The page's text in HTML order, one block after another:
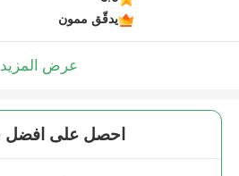
يدقّق ممون
عرض المزيد
احصل على